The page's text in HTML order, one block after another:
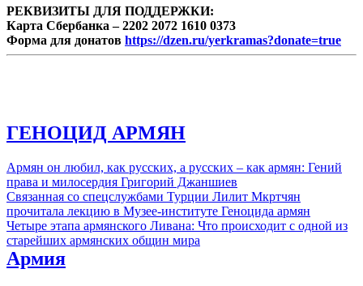
РЕКВИЗИТЫ ДЛЯ ПОДДЕРЖКИ:
Карта Сбербанка – 2202 2072 1610 0373
Форма для донатов https://dzen.ru/yerkramas?donate=true
ГЕНОЦИД АРМЯН
Армян он любил, как русских, а русских – как армян: Гений
права и милосердия Григорий Джаншиев
Связанная со спецслужбами Турции Лилит Мкртчян
прочитала лекцию в Музее-институте Геноцида армян
Четыре этапа армянского Ливана: Что происходит с одной из
старейших армянских общин мира
Армия